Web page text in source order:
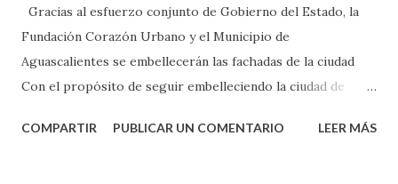
Gracias al esfuerzo conjunto de Gobierno del Estado, la
Fundación Corazón Urbano y el Municipio de
Aguascalientes se embellecerán las fachadas de la ciudad
Con el propósito de seguir embelleciendo la ciudad de
municipal, Leo Montañez dio inicio al programa
COMPARTIR PUBLICAR UN COMENTARIO LEER MÁS